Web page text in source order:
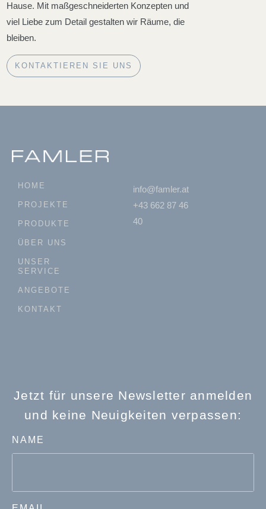
Hause. Mit maßgeschneiderten Konzepten und
viel Liebe zum Detail gestalten wir Räume, die
bleiben.
KONTAKTIEREN SIE UNS
HOME
PROJEKTE
PRODUKTE
ÜBER UNS
UNSER
SERVICE
ANGEBOTE
KONTAKT
info@famler.at
+43 662 87 46
40
Jetzt für unsere Newsletter anmelden
und keine Neuigkeiten verpassen:
NAME